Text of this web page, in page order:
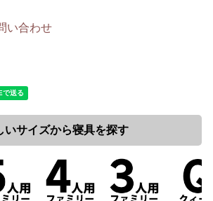
い合わせ
いサイズから寝具を探す